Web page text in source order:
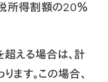
所得割額の20％
える場合は、計
す。この場合、